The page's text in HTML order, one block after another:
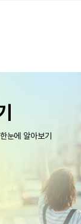
눈에 알아보기